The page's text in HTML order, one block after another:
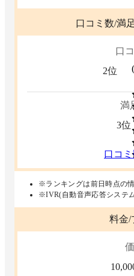
口コミ数/満
口
2位
(
満
3位
口コ
※ランキングは前日時点の
※IVR(自動音声応答システ
料金/